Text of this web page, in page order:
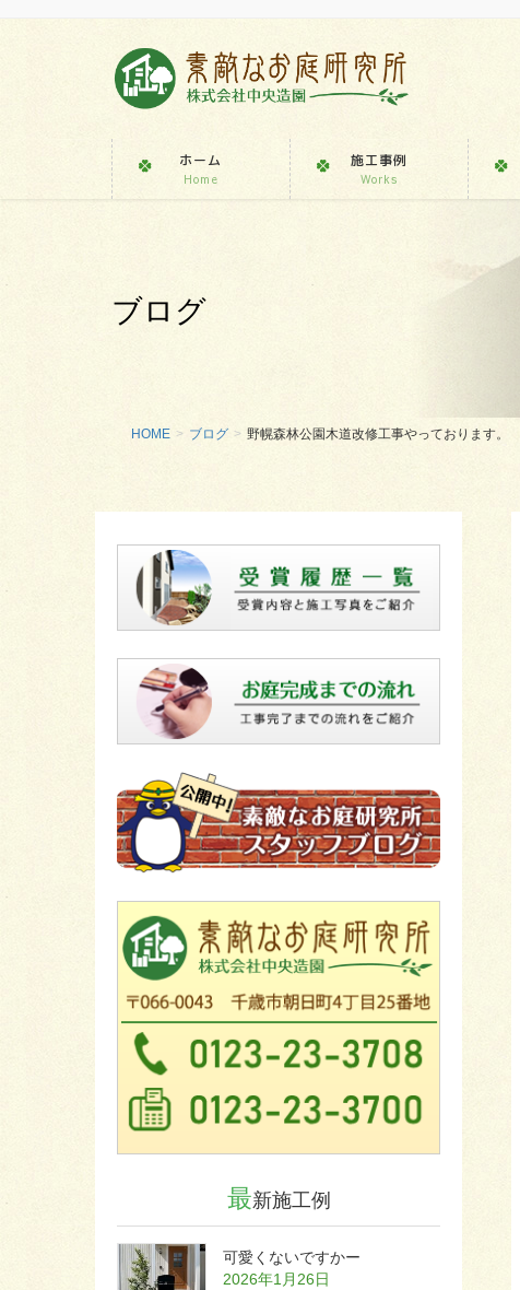
ホーム
Home
施工事例
Works
ブログ
HOME ブログ 野幌森林公園木道改修工事やっております。
最新施工例
可愛くないですかー
2026年1月26日